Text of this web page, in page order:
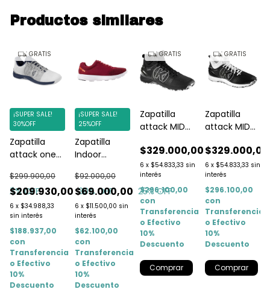
Productos similares
25% OFF
GRATIS
Zapatilla
attack one
Changer
blanco/azul
marino
$209.930,00
$299.900,00
30% OFF
6 x $34.988,33
sin interés
¡SUPER SALE!
30%OFF
$188.937,00
con
Transferencia
o Efectivo
10%
Descuento
Zapatilla
Indoor
float Roja
$69.000,00
$92.000,00
25% OFF
6 x $11.500,00 sin
interés
¡SUPER SALE!
25%OFF
$62.100,00
con
Transferencia
o Efectivo
10%
Descuento
GRATIS
Zapatilla
attack MID
$329.000,00
6 x $54.833,33 sin
interés
$296.100,00
con
Transferencia
o Efectivo
10%
Descuento
Comprar
GRATIS
Zapatilla
attack MID
$329.000,00
6 x $54.833,33 sin
interés
$296.100,00
con
Transferencia
o Efectivo
10%
Descuento
Comprar